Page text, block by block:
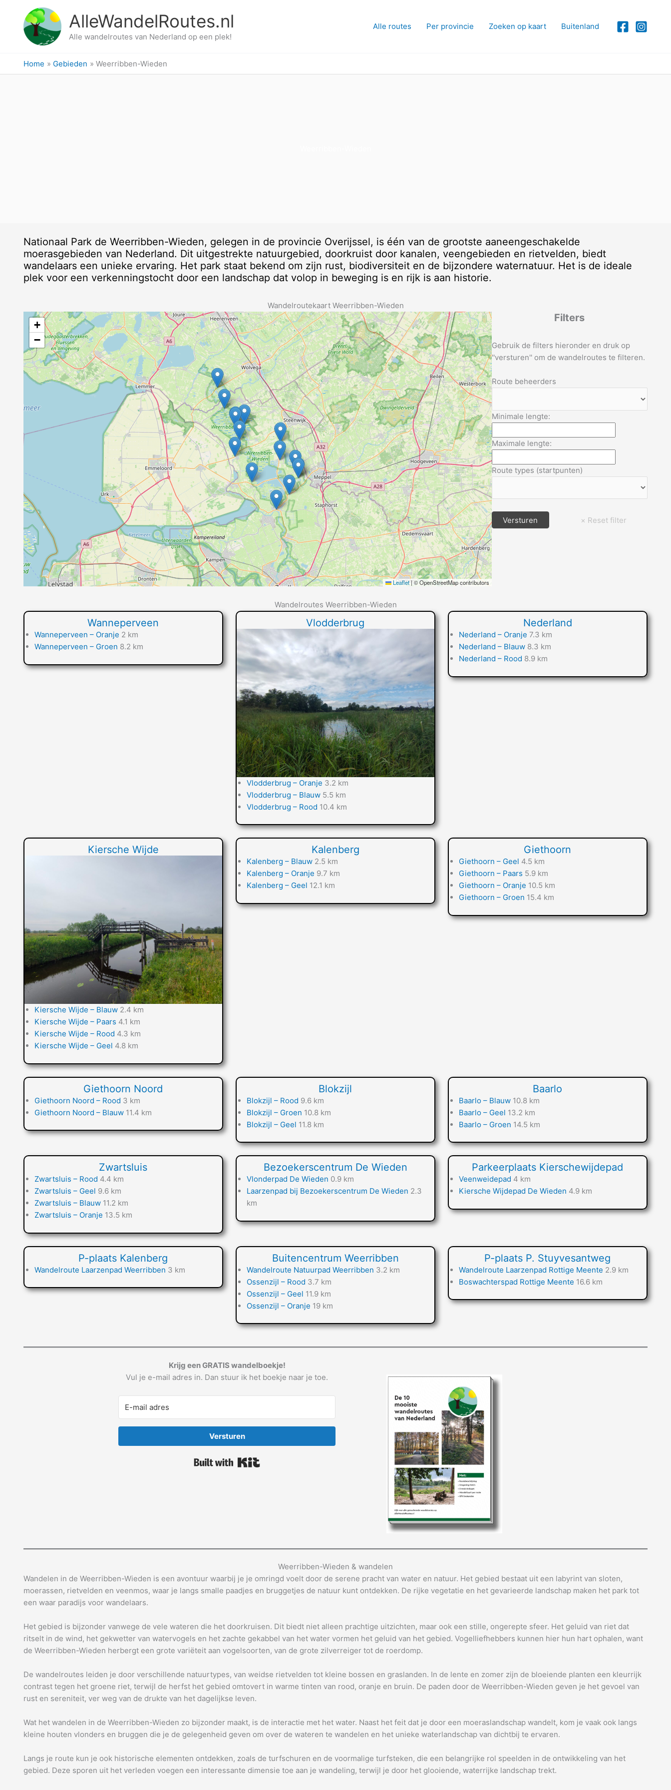
AlleWandelRoutes.nl
Alle wandelroutes van Nederland op een plek!
Alle routes Per provincie Zoeken op kaart Buitenland
Home Gebieden Weerribben-Wieden
Nationaal Park de Weerribben-Wieden, gelegen in de provincie Overijssel, is één van de grootste aaneengeschakelde
moerasgebieden van Nederland. Dit uitgestrekte natuurgebied, doorkruist door kanalen, veengebieden en rietvelden, biedt
wandelaars een unieke ervaring. Het park staat bekend om zijn rust, biodiversiteit en de bijzondere waternatuur. Het is de ideale
plek voor een verkenningstocht door een landschap dat volop in beweging is en rijk is aan historie.
Wandelroutekaart Weerribben-Wieden
+
−
Leaflet|© OpenStreetMap contributors
Filters
Gebruik de filters hieronder en druk op
''versturen'' om de wandelroutes te filteren.
Route beheerders
Minimale lengte:
Maximale lengte:
Route types (startpunten)
Wandelroutes Weerribben-Wieden
Wanneperveen
Wanneperveen – Oranje 2 km
Wanneperveen – Groen 8.2 km
Vlodderbrug
Vlodderbrug – Oranje 3.2 km
Vlodderbrug – Blauw5.5 km
Vlodderbrug – Rood 10.4 km
Nederland
Nederland – Oranje 7.3 km
Nederland – Blauw8.3 km
Nederland – Rood 8.9 km
Kiersche Wijde
Kiersche Wijde – Blauw 2.4 km
Kiersche Wijde – Paars 4.1 km
Kiersche Wijde – Rood 4.3 km
Kiersche Wijde – Geel 4.8 km
Kalenberg
Kalenberg – Blauw2.5 km
Kalenberg – Oranje 9.7 km
Kalenberg – Geel 12.1 km
Giethoorn
Giethoorn – Geel 4.5 km
Giethoorn – Paars 5.9 km
Giethoorn – Oranje 10.5 km
Giethoorn – Groen 15.4 km
Giethoorn Noord
Giethoorn Noord – Rood 3 km
Giethoorn Noord – Blauw 11.4 km
Blokzijl
Blokzijl – Rood 9.6 km
Blokzijl – Groen 10.8 km
Blokzijl – Geel 11.8 km
Baarlo
Baarlo – Blauw10.8 km
Baarlo – Geel 13.2 km
Baarlo – Groen 14.5 km
Zwartsluis
Zwartsluis – Rood 4.4 km
Zwartsluis – Geel 9.6 km
Zwartsluis – Blauw 11.2 km
Zwartsluis – Oranje 13.5 km
Bezoekerscentrum De Wieden
Vlonderpad De Wieden 0.9 km
Laarzenpad bij Bezoekerscentrum De Wieden 2.3
km
Parkeerplaats Kierschewijdepad
Veenweidepad 4 km
Kiersche Wijdepad De Wieden 4.9 km
P-plaats Kalenberg
Wandelroute Laarzenpad Weerribben 3 km
Buitencentrum Weerribben
Wandelroute Natuurpad Weerribben 3.2 km
Ossenzijl – Rood 3.7 km
Ossenzijl – Geel 11.9 km
Ossenzijl – Oranje 19 km
P-plaats P. Stuyvesantweg
Wandelroute Laarzenpad Rottige Meente 2.9 km
Boswachterspad Rottige Meente 16.6 km
Krijg een GRATIS wandelboekje!
Vul je e-mail adres in. Dan stuur ik het boekje naar je toe.
Versturen
Weerribben-Wieden & wandelen
Wandelen in de Weerribben-Wieden is een avontuur waarbij je je omringd voelt door de serene pracht van water en natuur. Het gebied bestaat uit een labyrint van sloten,
moerassen, rietvelden en veenmos, waar je langs smalle paadjes en bruggetjes de natuur kunt ontdekken. De rijke vegetatie en het gevarieerde landschap maken het park tot
een waar paradijs voor wandelaars.
Het gebied is bijzonder vanwege de vele wateren die het doorkruisen. Dit biedt niet alleen prachtige uitzichten, maar ook een stille, ongerepte sfeer. Het geluid van riet dat
ritselt in de wind, het gekwetter van watervogels en het zachte gekabbel van het water vormen het geluid van het gebied. Vogelliefhebbers kunnen hier hun hart ophalen, want
de Weerribben-Wieden herbergt een grote variëteit aan vogelsoorten, van de grote zilverreiger tot de roerdomp.
De wandelroutes leiden je door verschillende natuurtypes, van weidse rietvelden tot kleine bossen en graslanden. In de lente en zomer zijn de bloeiende planten een kleurrijk
contrast tegen het groene riet, terwijl de herfst het gebied omtovert in warme tinten van rood, oranje en bruin. De paden door de Weerribben-Wieden geven je het gevoel van
rust en sereniteit, ver weg van de drukte van het dagelijkse leven.
Wat het wandelen in de Weerribben-Wieden zo bijzonder maakt, is de interactie met het water. Naast het feit dat je door een moeraslandschap wandelt, kom je vaak ook langs
kleine houten vlonders en bruggen die je de gelegenheid geven om over de wateren te wandelen en het unieke waterlandschap van dichtbij te ervaren.
Langs je route kun je ook historische elementen ontdekken, zoals de turfschuren en de voormalige turfsteken, die een belangrijke rol speelden in de ontwikkeling van het
gebied. Deze sporen uit het verleden voegen een interessante dimensie toe aan je wandeling, terwijl je door het glooiende, waterrijke landschap trekt.